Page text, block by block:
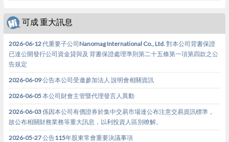
可成 重大訊息
2026-06-12 代重要子公司Nanomag International Co., Ltd. 對本公司背書保證
已達公開發行公司資金貸與及 背書保證處理準則第二十五條第一項第四款之公
告規定
2026-06-09 公告本公司受邀參加法⼈ 說明會相關資訊
2026-06-05 本公司財會主管暨代理發言人異動
2026-06-03 係因本公司有價證券於集中交易市場達公布注意交易資訊標準，
故公布相關財務業務等重大訊息，以利投資人區別瞭解。
2026-05-27 公告115年股東常會重要決議事項